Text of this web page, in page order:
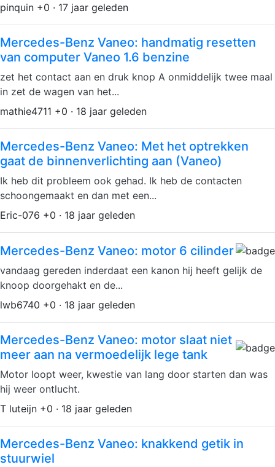
pinquin +0 · 17 jaar geleden
Mercedes-Benz Vaneo: handmatig resetten
van computer Vaneo 1.6 benzine
zet het contact aan en druk knop A onmiddelijk twee maal
in zet de wagen van het...
mathie4711 +0 · 18 jaar geleden
Mercedes-Benz Vaneo: Met het optrekken
gaat de binnenverlichting aan (Vaneo)
Ik heb dit probleem ook gehad. Ik heb de contacten
schoongemaakt en dan met een...
Eric-076 +0 · 18 jaar geleden
Mercedes-Benz Vaneo: motor 6 cilinder
vandaag gereden inderdaat een kanon hij heeft gelijk de
knoop doorgehakt en de...
lwb6740 +0 · 18 jaar geleden
Mercedes-Benz Vaneo: motor slaat niet
meer aan na vermoedelijk lege tank
Motor loopt weer, kwestie van lang door starten dan was
hij weer ontlucht.
T luteijn +0 · 18 jaar geleden
Mercedes-Benz Vaneo: knakkend getik in
stuurwiel